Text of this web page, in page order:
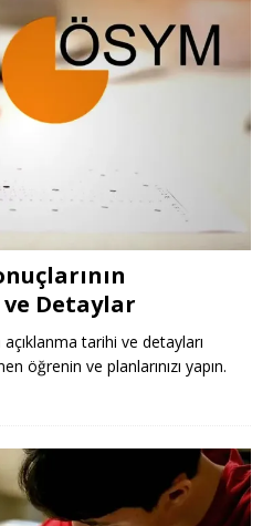
Detaylar
tarihi ve detayları
öğrenin ve planlarınızı yapın.